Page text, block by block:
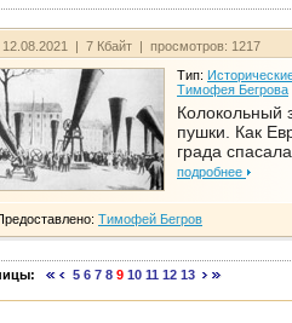
12.08.2021 | 7 Кбайт | просмотров: 1217
Тип:
Тимофея Бегрова
Колокольный
пушки. Как
града
подробнее
Тимофей Бегров
5 6 7 8 9 10 11 12 13